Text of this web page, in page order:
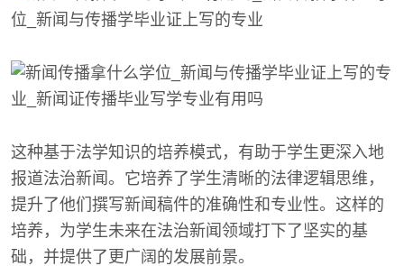
这种基于法学知识的培养模式，有助于学生更深入地
报道法治新闻。它培养了学生清晰的法律逻辑思维，
提升了他们撰写新闻稿件的准确性和专业性。这样的
培养，为学生未来在法治新闻领域打下了坚实的基
础，并提供了更广阔的发展前景。